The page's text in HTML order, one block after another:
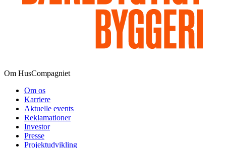
Om HusCompagniet
Om os
Karriere
Aktuelle events
Reklamationer
Investor
Presse
Projektudvikling